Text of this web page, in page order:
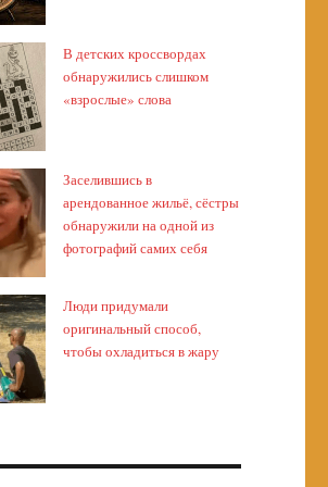
В детских кроссвордах
обнаружились слишком
«взрослые» слова
Заселившись в
арендованное жильё, сёстры
обнаружили на одной из
фотографий самих себя
Люди придумали
оригинальный способ,
чтобы охладиться в жару